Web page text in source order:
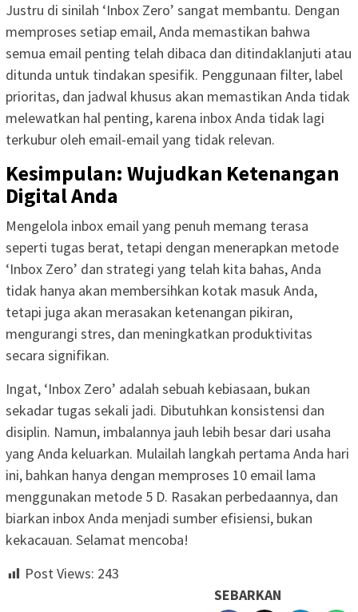
Justru di sinilah ‘Inbox Zero’ sangat membantu. Dengan
memproses setiap email, Anda memastikan bahwa
semua email penting telah dibaca dan ditindaklanjuti atau
ditunda untuk tindakan spesifik. Penggunaan filter, label
prioritas, dan jadwal khusus akan memastikan Anda tidak
melewatkan hal penting, karena inbox Anda tidak lagi
terkubur oleh email-email yang tidak relevan.
Kesimpulan: Wujudkan Ketenangan
Digital Anda
Mengelola inbox email yang penuh memang terasa
seperti tugas berat, tetapi dengan menerapkan metode
‘Inbox Zero’ dan strategi yang telah kita bahas, Anda
tidak hanya akan membersihkan kotak masuk Anda,
tetapi juga akan merasakan ketenangan pikiran,
mengurangi stres, dan meningkatkan produktivitas
secara signifikan.
Ingat, ‘Inbox Zero’ adalah sebuah kebiasaan, bukan
sekadar tugas sekali jadi. Dibutuhkan konsistensi dan
disiplin. Namun, imbalannya jauh lebih besar dari usaha
yang Anda keluarkan. Mulailah langkah pertama Anda hari
ini, bahkan hanya dengan memproses 10 email lama
menggunakan metode 5 D. Rasakan perbedaannya, dan
biarkan inbox Anda menjadi sumber efisiensi, bukan
kekacauan. Selamat mencoba!
Post Views: 243
SEBARKAN